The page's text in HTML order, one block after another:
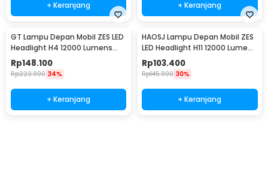
+ Keranjang + Keranjang
GT Lampu Depan Mobil ZES LED
Headlight H4 12000 Lumens
55W 9-32V 2 PCS Cool White
6000K - K5
Rp148.100
Rp223.900 34%
+ Keranjang
HAOSJ Lampu Depan Mobil ZES
LED Headlight H11 12000 Lumens
55W 2 PCS 6000K/Pure White -
K5
Rp103.400
Rp145.900 30%
+ Keranjang